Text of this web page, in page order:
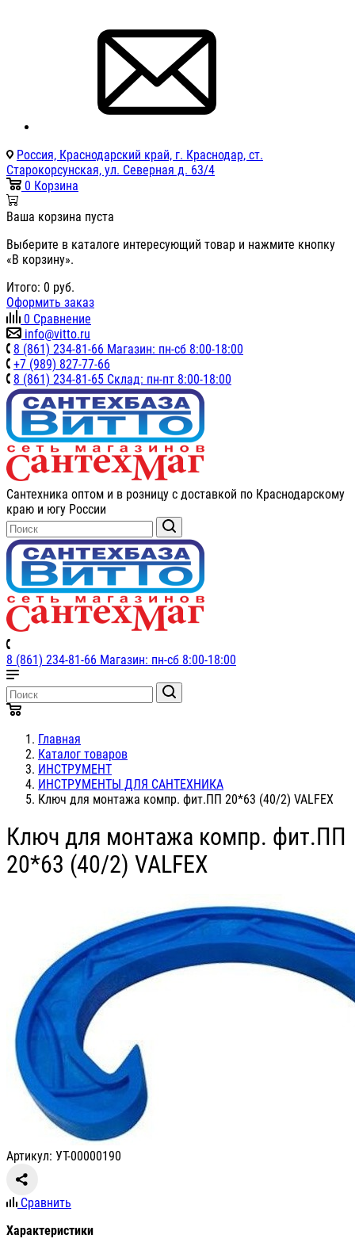
Россия, Краснодарский край, г. Краснодар, ст.
Старокорсунская, ул. Северная д. 63/4
0 Корзина
Ваша корзина пуста
Выберите в каталоге интересующий товар и нажмите кнопку
«В корзину».
Итого: 0 руб.
Оформить заказ
0 Сравнение
info@vitto.ru
8 (861) 234-81-66 Магазин: пн-сб 8:00-18:00
+7 (989) 827-77-66
8 (861) 234-81-65 Склад: пн-пт 8:00-18:00
Сантехника оптом и в розницу с доставкой по Краснодарскому
краю и югу России
8 (861) 234-81-66 Магазин: пн-сб 8:00-18:00
Главная
Каталог товаров
ИНСТРУМЕНТ
ИНСТРУМЕНТЫ ДЛЯ САНТЕХНИКА
Ключ для монтажа компр. фит.ПП 20*63 (40/2) VALFEX
Ключ для монтажа компр. фит.ПП
20*63 (40/2) VALFEX
Артикул: УТ-00000190
Сравнить
Характеристики